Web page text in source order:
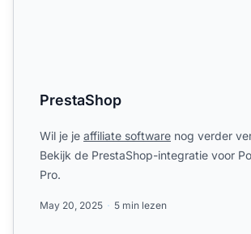
PrestaShop
Wil je je affiliate software nog verder
Bekijk de PrestaShop-integratie voor
Pro.
May 20, 2025 5 min lezen